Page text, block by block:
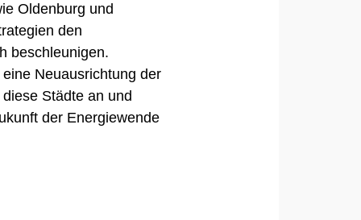
Oldenburg und
den
beschleunigen.
Neuausrichtung der
Städte an und
der Energiewende